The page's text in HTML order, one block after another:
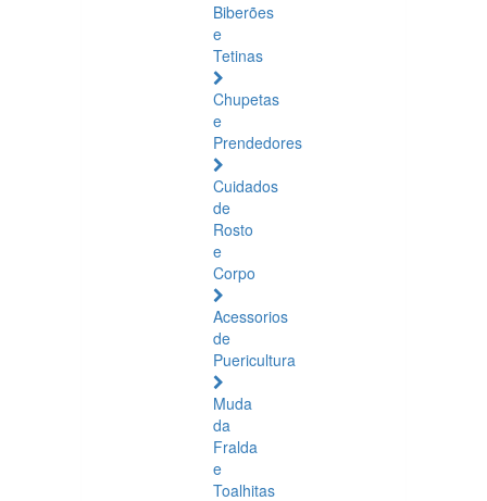
Biberões
e
Tetinas
Chupetas
e
Prendedores
Cuidados
de
Rosto
e
Corpo
Acessorios
de
Puericultura
Muda
da
Fralda
e
Toalhitas